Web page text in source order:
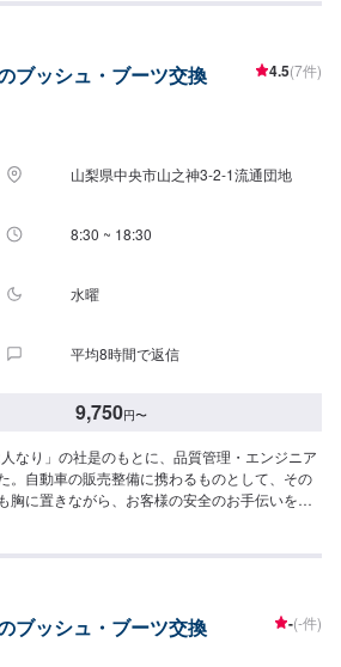
場内のスタッフに「メンテモで予約」とお
に無料で貸出しています。※ガソリン代はお客様
】定休日：日曜日営業時間：9:00~18:00
ブッシュ・ブーツ交換 4.5(7件)
山梨県中央市山之神3-2-1流通団地
8:30 ~ 18:30
水曜
平均8時間で返信
9,750円〜
なり」の社是のもとに、品質管理・エンジニア
。自動車の販売整備に携わるものとして、その
胸に置きながら、お客様の安全のお手伝いをさ
ブッシュ・ブーツ交換 -(-件)